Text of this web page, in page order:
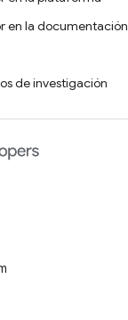
en la documentación
de investigación